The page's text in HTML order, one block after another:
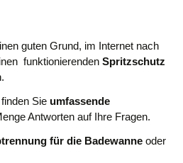
guten Grund, im Internet nach
funktionierenden Spritzschutz
Sie umfassende
Antworten auf Ihre Fragen.
für die Badewanne oder